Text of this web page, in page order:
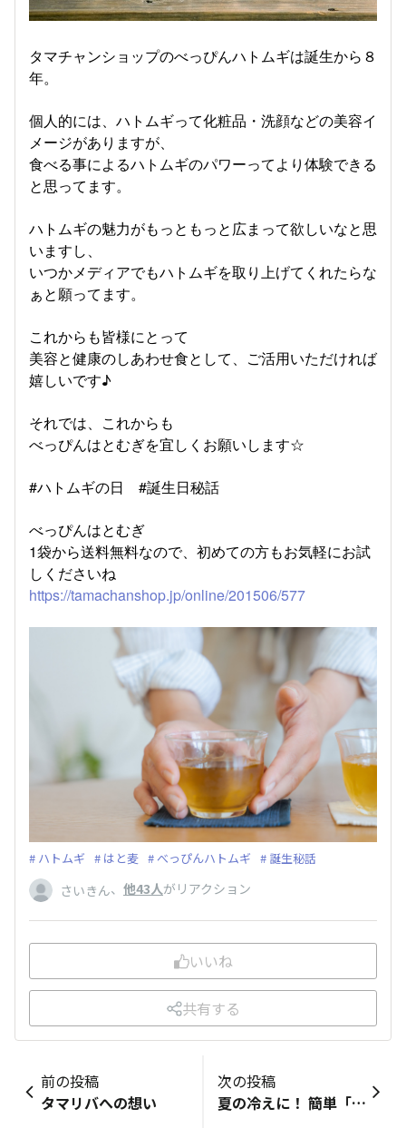
タマチャンショップのべっぴんハトムギは誕生から８
年。
個人的には、ハトムギって化粧品・洗顔などの美容イ
メージがありますが、
食べる事によるハトムギのパワーってより体験できる
と思ってます。
ハトムギの魅力がもっともっと広まって欲しいなと思
いますし、
いつかメディアでもハトムギを取り上げてくれたらな
ぁと願ってます。
これからも皆様にとって
美容と健康のしあわせ食として、ご活用いただければ
嬉しいです♪
それでは、これからも
べっぴんはとむぎを宜しくお願いします☆
#ハトムギの日 #誕生日秘話
べっぴんはとむぎ
1袋から送料無料なので、初めての方もお気軽にお試
しくださいね
https://tamachanshop.jp/online/201506/577
ハトムギ はと麦 べっぴんハトムギ 誕生秘話
さいきん、 他43人がリアクション
いいね
共有する
前の投稿
タマリバへの想い
次の投稿
夏の冷えに！ 簡単「薬膳にゅうめんスープ」